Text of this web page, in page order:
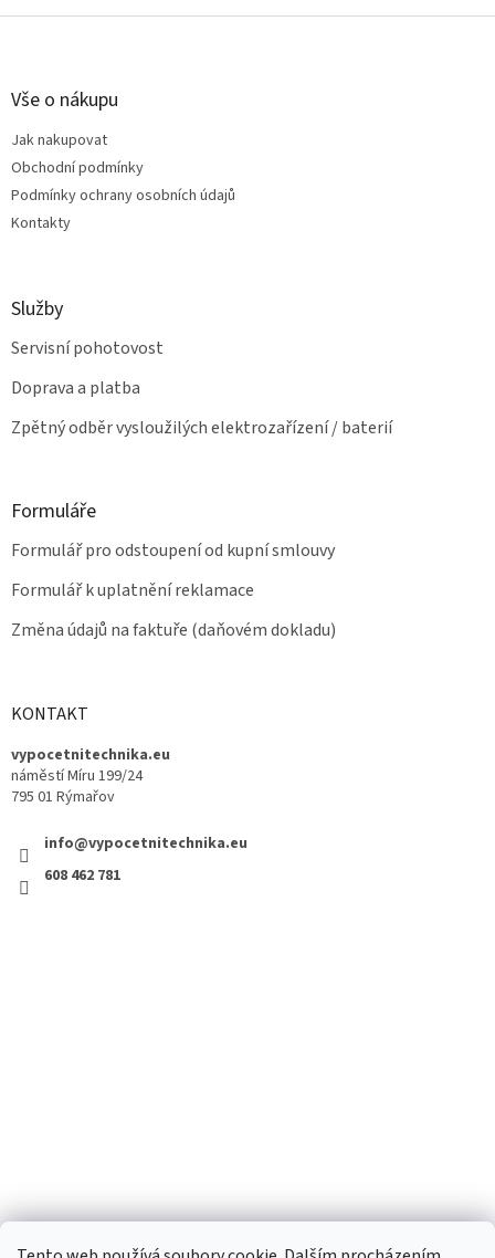
v
Z
Vše o nákupu
Jak nakupovat
Obchodní podmínky
Podmínky ochrany osobních údajů
Kontakty
Služby
Servisní pohotovost
Doprava a platba
Zpětný odběr vysloužilých elektrozařízení / baterií
Formuláře
Formulář pro odstoupení od kupní smlouvy
Formulář k uplatnění reklamace
Změna údajů na faktuře (daňovém dokladu)
KONTAKT
vypocetnitechnika.eu
náměstí Míru 199/24
795 01 Rýmařov
info@vypocetnitechnika.eu
608 462 781